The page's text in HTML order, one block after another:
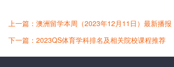
上一篇：澳洲留学本周（2023年12月11日）最新播报
下一篇：2023QS体育学科排名及相关院校课程推荐